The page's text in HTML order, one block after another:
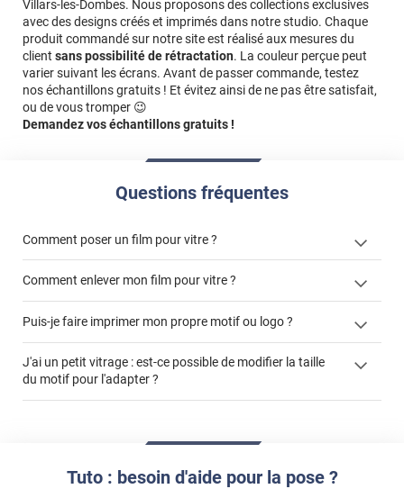
Villars-les-Dombes. Nous proposons des collections exclusives
avec des designs créés et imprimés dans notre studio. Chaque
produit commandé sur notre site est réalisé aux mesures du
client sans possibilité de rétractation. La couleur perçue peut
varier suivant les écrans. Avant de passer commande, testez
nos échantillons gratuits ! Et évitez ainsi de ne pas être satisfait,
ou de vous tromper 😉
Demandez vos échantillons gratuits !
Questions fréquentes
Comment poser un film pour vitre ?
cet article
demander un devis de pose
Comment enlever mon film pour vitre ?
enlever et stocker
votre film électrostatique pour vitre
Puis-je faire imprimer mon propre motif ou logo ?
personnaliser
J'ai un petit vitrage : est-ce possible de modifier la taille
du motif pour l'adapter ?
Tuto : besoin d'aide pour la pose ?